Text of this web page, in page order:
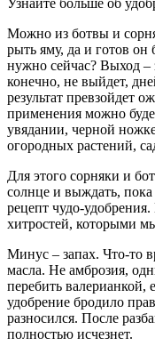
Можно из ботвы и
рыть яму, да и готов он
нужно сейчас? Выход –
конечно, не выйдет,
результат превзойдет
применения можно
увядании, черной
огородных растений,
Для этого сорняки и
солнце и выждать, пока
рецепт чудо-
хитростей, которыми
Минус – запах. Что-то
масла. Не амброзия,
перебить валерианкой,
удобрение бродило
разносился. После
полностью исчезнет.